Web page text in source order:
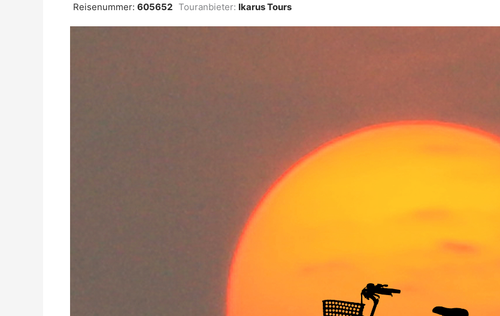
Reisenummer: 605652 Touranbieter: Ikarus Tours